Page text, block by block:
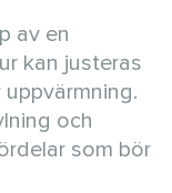
av en
kan justeras
och
som bör